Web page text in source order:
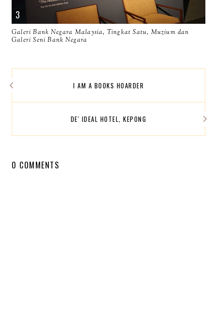
Galeri Bank Negara Malaysia, Tingkat Satu, Muzium dan
Galeri Seni Bank Negara
I AM A BOOKS HOARDER
DE' IDEAL HOTEL, KEPONG
0 COMMENTS